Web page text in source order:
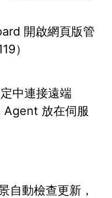
開啟網頁版管
）
中連接遠端
放在伺服
自動檢查更新，